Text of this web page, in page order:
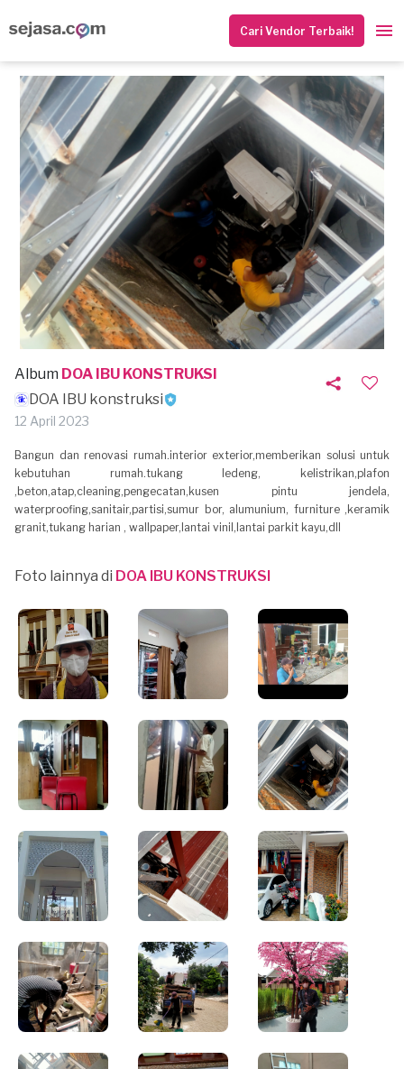
Cari Vendor Terbaik!
Album DOA IBU KONSTRUKSI
DOA IBU konstruksi
12 April 2023
Bangun dan renovasi rumah.interior exterior,memberikan solusi untuk
kebutuhan rumah.tukang ledeng, kelistrikan,plafon
,beton,atap,cleaning,pengecatan,kusen pintu jendela,
waterproofing,sanitair,partisi,sumur bor, alumunium, furniture ,keramik
granit,tukang harian , wallpaper,lantai vinil,lantai parkit kayu,dll
Foto lainnya di DOA IBU KONSTRUKSI